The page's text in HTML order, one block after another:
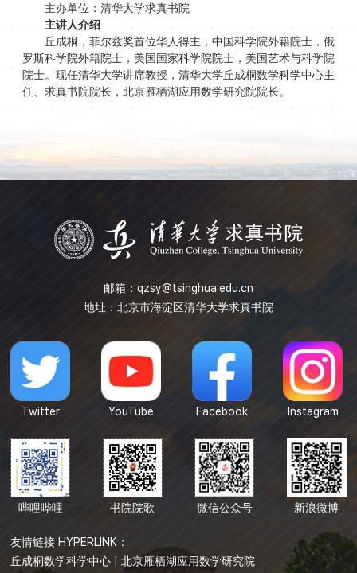
主办单位：清华大学求真书院
主讲人介绍
丘成桐，菲尔兹奖首位华人得主，中国科学院外籍院士，俄
罗斯科学院外籍院士，美国国家科学院院士，美国艺术与科学院
院士。现任清华大学讲席教授，清华大学丘成桐数学科学中心主
任、求真书院院长，北京雁栖湖应用数学研究院院长。
邮箱： qzsy@tsinghua.edu.cn
地址：北京市海淀区清华大学求真书院
Twitter YouTube Facebook Instagram
哔哩哔哩 书院院歌 微信公众号 新浪微博
友情链接 HYPERLINK：
丘成桐数学科学中心 |北京雁栖湖应用数学研究院